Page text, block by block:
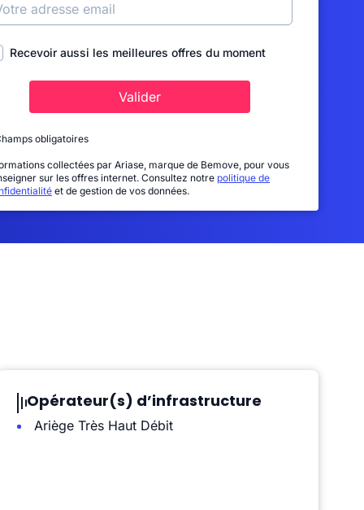
Recevoir aussi les meilleures offres du moment
Valider
obligatoires
collectées par Ariase, marque de Bemove, pour vous
sur les offres internet. Consultez notre politique de
et de gestion de vos données.
Opérateur(s) d’infrastructure
Ariège Très Haut Débit